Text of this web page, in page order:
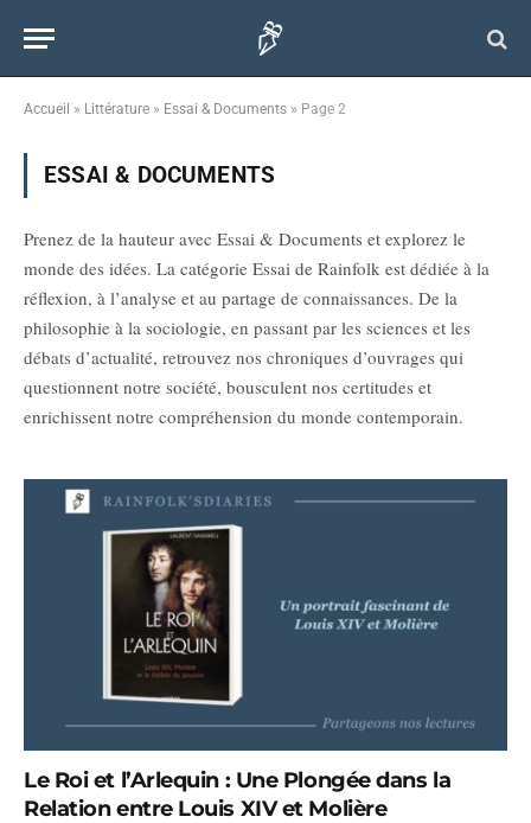
Accueil » Littérature » Essai & Documents » Page 2
ESSAI & DOCUMENTS
Prenez de la hauteur avec Essai & Documents et explorez le
monde des idées. La catégorie Essai de Rainfolk est dédiée à la
réflexion, à l’analyse et au partage de connaissances. De la
philosophie à la sociologie, en passant par les sciences et les
débats d’actualité, retrouvez nos chroniques d’ouvrages qui
questionnent notre société, bousculent nos certitudes et
enrichissent notre compréhension du monde contemporain.
Le Roi et l’Arlequin : Une Plongée dans la
Relation entre Louis XIV et Molière